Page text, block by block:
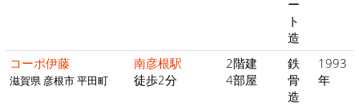
ー
ト
造
コーポ伊藤
滋賀県 彦根市 平田町
南彦根駅
徒歩2分
2階建
4部屋
鉄
骨
造
1993
年